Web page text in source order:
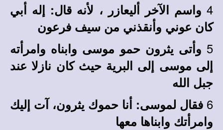
4 واسم الآخر أليعازر ، لأنه قال: إله أبي
كان عوني وأنقذني من سيف فرعون
5 وأتى يثرون حمو موسى وابناه وامرأته
إلى موسى إلى البرية حيث كان نازلا عند
جبل الله
6 فقال لموسى: أنا حموك يثرون، آت إليك
وامرأتك وابناها معها